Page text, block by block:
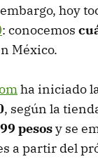
hoy
: conocemos
México.
ha iniciado
, según la
pesosy se
a partir del